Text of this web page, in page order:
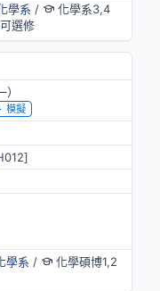
學系 /
化學系3,4
選修
模擬
學系 /
化學碩博1,2